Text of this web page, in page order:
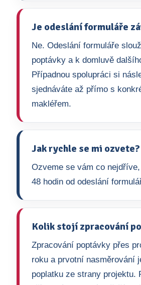
Je odeslání formuláře
Ne. Odeslání formuláře
poptávky a k domluvě
Případnou spolupráci si
sjednáváte až přímo s
makléřem.
Jak rychle se mi ozvete?
Ozveme se vám co
48 hodin od odeslání
Kolik stojí zpracování
Zpracování poptávky přes
roku a prvotní nasměrování
poplatku ze strany projektu.